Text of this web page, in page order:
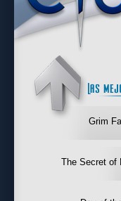
Grim
The Secret of